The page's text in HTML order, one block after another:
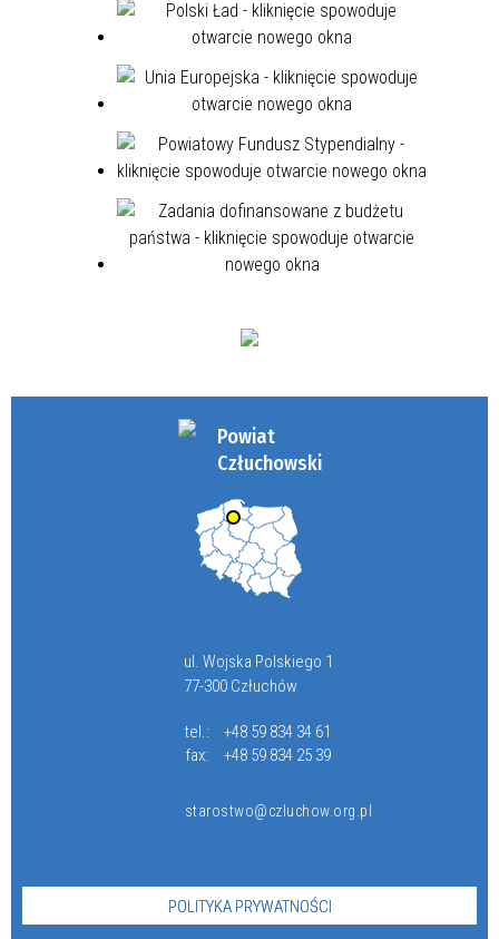
Powiat
Człuchowski
ul. Wojska Polskiego 1
77-300 Człuchów
tel.:
+48 59 834 34 61
fax:
+48 59 834 25 39
starostwo@czluchow.org.pl
POLITYKA PRYWATNOŚCI